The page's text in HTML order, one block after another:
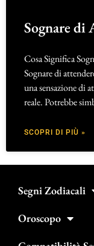
Sognare di
Cosa Significa
Sognare di
una sensazione di
reale. Potrebbe
SCOPRI DI PIÙ »
Segni Zodiacali
Oroscopo